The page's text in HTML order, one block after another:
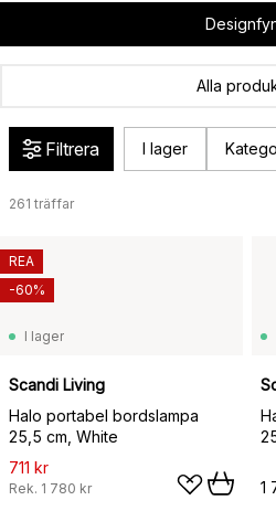
Alla
Filtrera I lager
261 träffar
I lager
Scandi Living
Halo portabel bordslampa
25,5 cm, White
711 kr
Rek. 1 780 kr
REA
-60%
1